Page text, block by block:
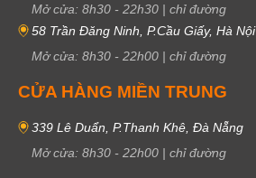
Mở cửa: 8h30 - 22h30 | chỉ đường
58 Trần Đăng Ninh, P.Cầu Giấy, Hà Nội
Mở cửa: 8h30 - 22h00 | chỉ đường
CỬA HÀNG MIỀN TRUNG
339 Lê Duẩn, P.Thanh Khê, Đà Nẵng
Mở cửa: 8h30 - 22h00 | chỉ đường